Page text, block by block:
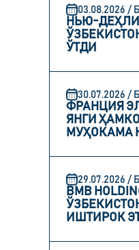
03.08.2026 /
НЬЮ-
ЎТДИ
30.07.2026 /
ФРАНЦИЯ
ЯНГИ
МУҲОКАМА
29.07.2026 /
BMB
ИШТИРОК